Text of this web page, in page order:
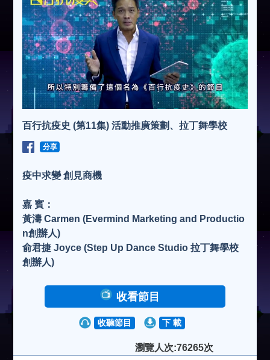
百行抗疫史 (第11集) 活動推廣策劃、拉丁舞學校
分享
疫中求變 創見商機
嘉 賓：
黃濤 Carmen (Evermind Marketing and Productio
n創辦人)
俞君捷 Joyce (Step Up Dance Studio 拉丁舞學校
創辦人)
收看節目
收聽節目 下 載
瀏覽人次:76265次